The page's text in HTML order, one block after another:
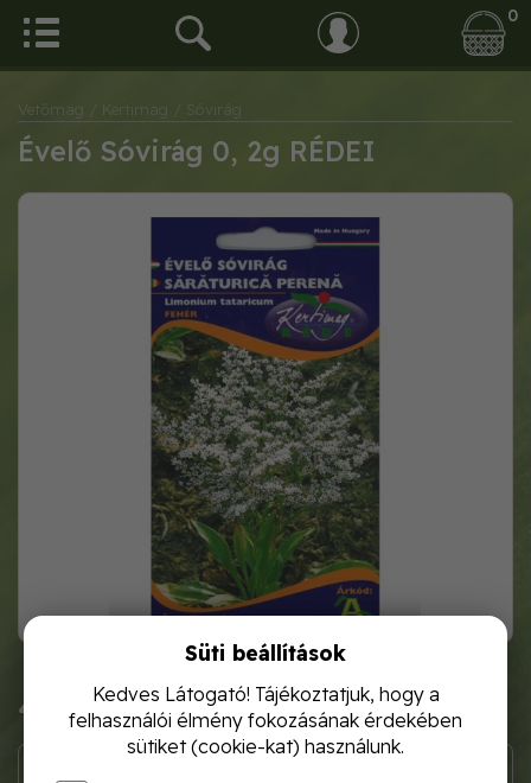
0
Vetőmag / Kertimag / Sóvirág
Évelő Sóvirág 0, 2g RÉDEI
440 Ft
Süti beállítások
Kedves Látogató! Tájékoztatjuk, hogy a
felhasználói élmény fokozásának érdekében
sütiket (cookie-kat) használunk.